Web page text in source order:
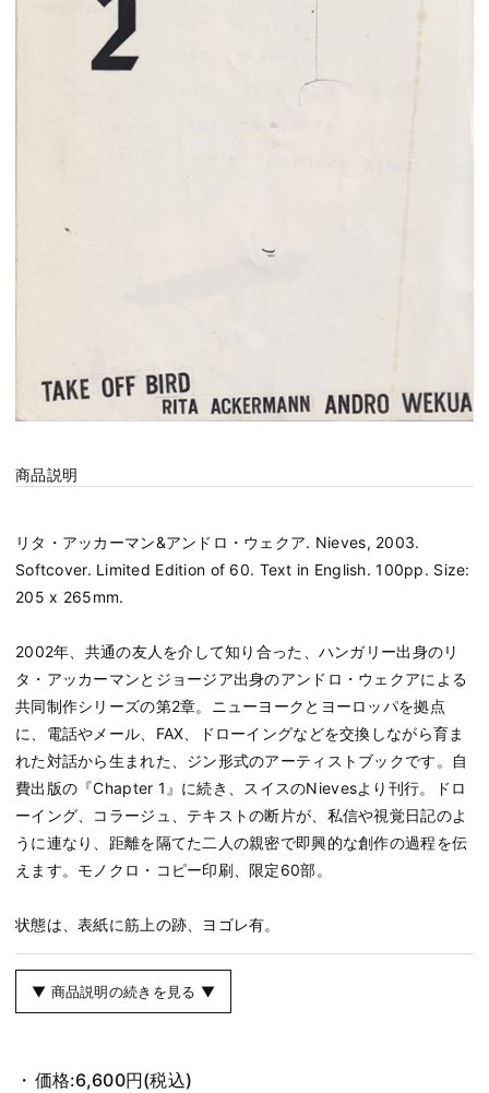
商品説明
リタ・アッカーマン&アンドロ・ウェクア. Nieves, 2003.
Softcover. Limited Edition of 60. Text in English. 100pp. Size:
205 x 265mm.
2002年、共通の友人を介して知り合った、ハンガリー出身のリ
タ・アッカーマンとジョージア出身のアンドロ・ウェクアによる
共同制作シリーズの第2章。ニューヨークとヨーロッパを拠点
に、電話やメール、FAX、ドローイングなどを交換しながら育ま
れた対話から生まれた、ジン形式のアーティストブックです。自
費出版の『Chapter 1』に続き、スイスのNievesより刊行。ドロ
ーイング、コラージュ、テキストの断片が、私信や視覚日記のよ
うに連なり、距離を隔てた二人の親密で即興的な創作の過程を伝
えます。モノクロ・コピー印刷、限定60部。
状態は、表紙に筋上の跡、ヨゴレ有。
▼ 商品説明の続きを見る ▼
価格:6,600円(税込)